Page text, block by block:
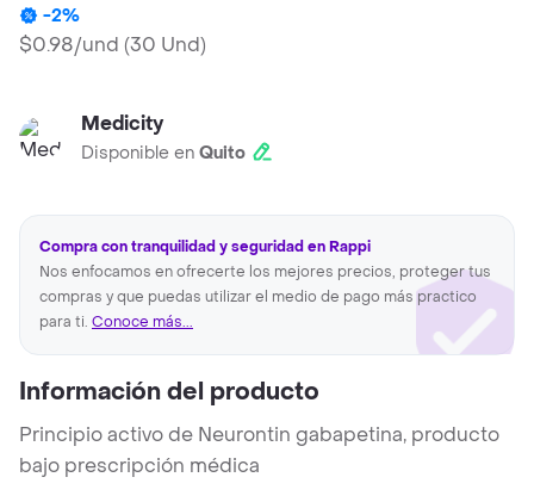
-2%
$0.98/und (30 Und)
Medicity
Disponible en Quito
Compra con tranquilidad y seguridad en Rappi
Nos enfocamos en ofrecerte los mejores precios, proteger tus
compras y que puedas utilizar el medio de pago más practico
para ti. Conoce más...
Información del producto
Principio activo de Neurontin gabapetina, producto
bajo prescripción médica